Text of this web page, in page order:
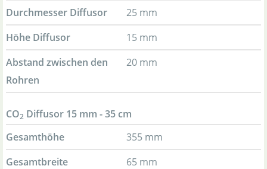
Durchmesser Diffusor
25 mm
Höhe Diffusor
15 mm
Abstand zwischen den
Rohren
20 mm
CO2 Diffusor 15 mm - 35 cm
Gesamthöhe
355 mm
Gesamtbreite
65 mm